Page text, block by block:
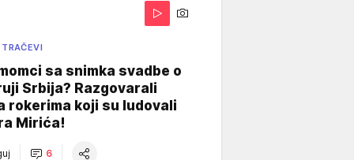
sa snimka svadbe o
Srbija? Razgovarali
rokerima koji su ludovali
Mirića!
6